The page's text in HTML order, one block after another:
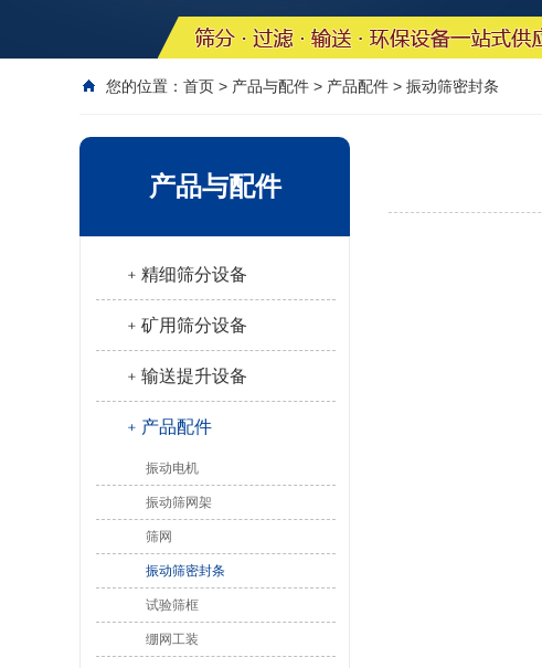
您的位置： 首页 > 产品与配件 > 产品配件 > 振动筛密封条
产品与配件
﹢精细筛分设备
﹢矿用筛分设备
﹢输送提升设备
﹢产品配件
振动电机
振动筛网架
筛网
振动筛密封条
试验筛框
绷网工装